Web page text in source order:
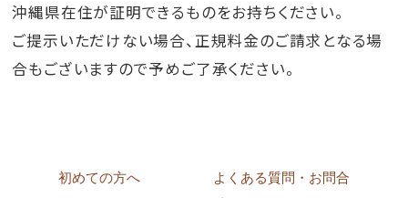
沖縄県在住が証明できるものをお持ちください。
ご提示いただけない場合、正規料金のご請求となる場
合もございますので予めご了承ください。
初めての方へ
よくある質問・お問合